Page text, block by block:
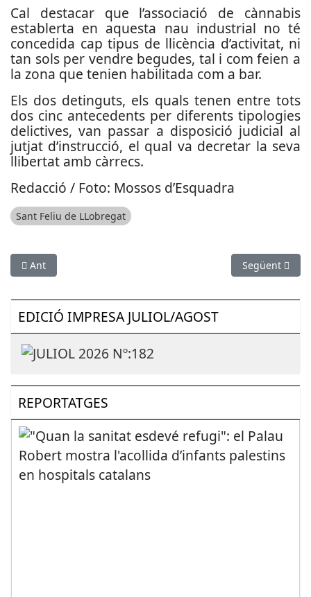
Cal destacar que l’associació de cànnabis
establerta en aquesta nau industrial no té
concedida cap tipus de llicència d’activitat, ni
tan sols per vendre begudes, tal i com feien a
la zona que tenien habilitada com a bar.
Els dos detinguts, els quals tenen entre tots
dos cinc antecedents per diferents tipologies
delictives, van passar a disposició judicial al
jutjat d’instrucció, el qual va decretar la seva
llibertat amb càrrecs.
Redacció / Foto: Mossos d’Esquadra
Sant Feliu de LLobregat
Article anterior: Ingressen a presó dos homes per robatori a
Ant Article
Següent
EDICIÓ IMPRESA JULIOL/AGOST
REPORTATGES